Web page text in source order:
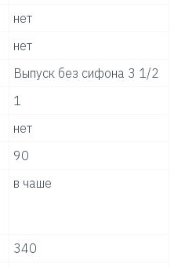
нет
нет
Выпуск без сифона 3 1/2
1
нет
90
в чаше
340